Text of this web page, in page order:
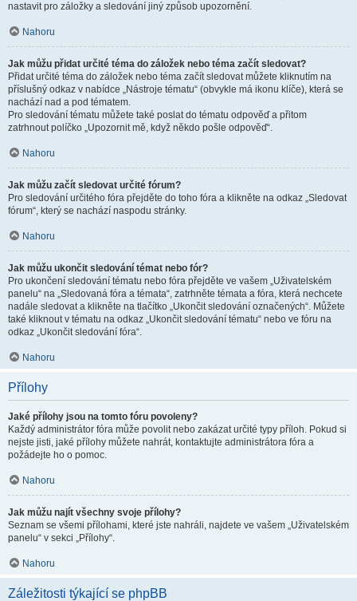
nastavit pro záložky a sledování jiný způsob upozornění.
Nahoru
Jak můžu přidat určité téma do záložek nebo téma začít sledovat?
Přidat určité téma do záložek nebo téma začít sledovat můžete kliknutím na
příslušný odkaz v nabídce „Nástroje tématu“ (obvykle má ikonu klíče), která se
nachází nad a pod tématem.
Pro sledování tématu můžete také poslat do tématu odpověď a přitom
zatrhnout políčko „Upozornit mě, když někdo pošle odpověď“.
Nahoru
Jak můžu začít sledovat určité fórum?
Pro sledování určitého fóra přejděte do toho fóra a klikněte na odkaz „Sledovat
fórum“, který se nachází naspodu stránky.
Nahoru
Jak můžu ukončit sledování témat nebo fór?
Pro ukončení sledování tématu nebo fóra přejděte ve vašem „Uživatelském
panelu“ na „Sledovaná fóra a témata“, zatrhněte témata a fóra, která nechcete
nadále sledovat a klikněte na tlačítko „Ukončit sledování označených“. Můžete
také kliknout v tématu na odkaz „Ukončit sledování tématu“ nebo ve fóru na
odkaz „Ukončit sledování fóra“.
Nahoru
Přílohy
Jaké přílohy jsou na tomto fóru povoleny?
Každý administrátor fóra může povolit nebo zakázat určité typy příloh. Pokud si
nejste jisti, jaké přílohy můžete nahrát, kontaktujte administrátora fóra a
požádejte ho o pomoc.
Nahoru
Jak můžu najít všechny svoje přílohy?
Seznam se všemi přílohami, které jste nahráli, najdete ve vašem „Uživatelském
panelu“ v sekci „Přílohy“.
Nahoru
Záležitosti týkající se phpBB